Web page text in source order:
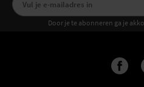
Door je te abonneren ga je